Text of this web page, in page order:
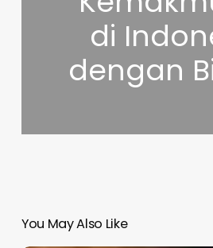
di
dengan
You May Also Like